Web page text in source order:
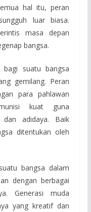
hal itu, peran
luar biasa.
masa depan
bangsa.
suatu bangsa
gemilang. Peran
para pahlawan
kuat guna
adidaya. Baik
ditentukan oleh
bangsa dalam
dengan berbagai
Generasi muda
yang kreatif dan